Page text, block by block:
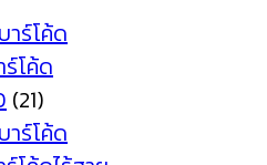
าร์โค้ด
ร์โค้ด
(21)
าร์โค้ด